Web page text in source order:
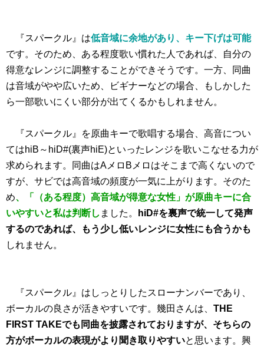
『スパークル』は低音域に余地があり、キー下げは可能
です。そのため、ある程度歌い慣れた人であれば、自分の
得意なレンジに調整することができそうです。一方、同曲
は音域がやや広いため、ビギナーなどの場合、もしかした
ら一部歌いにくい部分が出てくるかもしれません。
『スパークル』を原曲キーで歌唱する場合、高音につい
てはhiB～hiD#(裏声hiE)といったレンジを歌いこなせる力が
求められます。同曲はAメロBメロはそこまで高くないので
すが、サビでは高音域の頻度が一気に上がります。そのた
め、「（ある程度）高音域が得意な女性」が原曲キーに合
いやすいと私は判断し ました。
hiD#を裏声で統一して発声
するのであれば、もう少し低いレンジに女性にも合うかも
しれません。
『スパークル』はしっとりしたスローナンバーであり、
ボーカルの良さが活きやすいです。幾田さんは、 THE
FIRST TAKEでも同曲を披露されておりますが、そちらの
方がボーカルの表現がより聞き取りやすいと思います。興